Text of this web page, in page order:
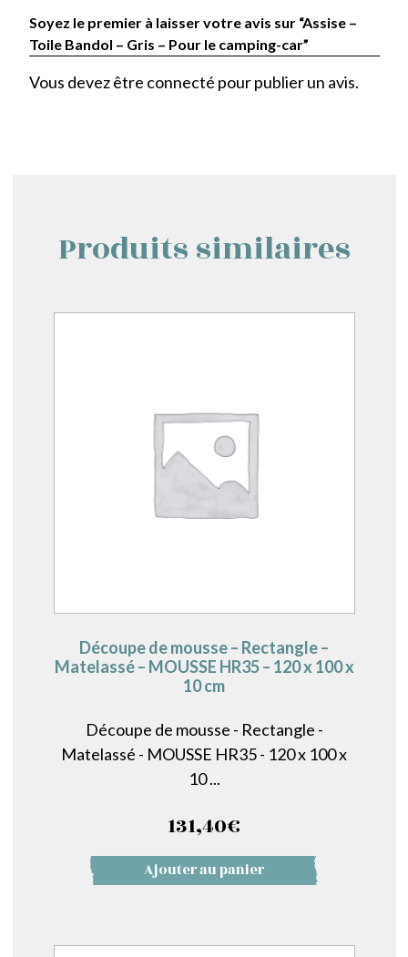
Soyez le premier à laisser votre avis sur “Assise –
Toile Bandol – Gris – Pour le camping-car”
Vous devez être connecté pour publier un avis.
Produits similaires
Découpe de mousse – Rectangle –
Matelassé – MOUSSE HR35 – 120 x 100 x
10 cm
Découpe de mousse - Rectangle -
Matelassé - MOUSSE HR35 - 120 x 100 x
10 ...
131,40€
Ajouter au panier